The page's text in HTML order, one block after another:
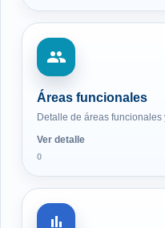
Áreas funcionales
Detalle de áreas funcionales
Ver detalle
0